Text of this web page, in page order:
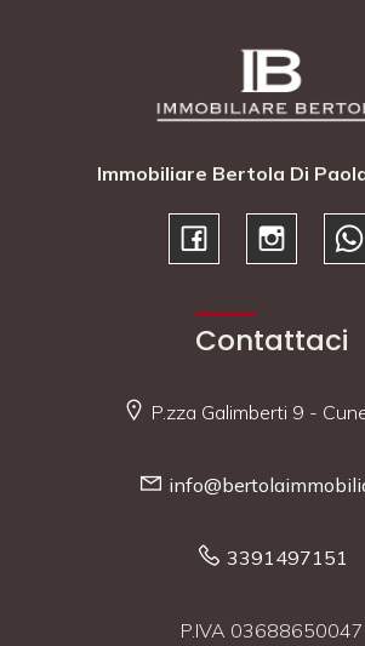
Immobiliare Bertola Di
Contattaci
P.zza Galimberti 9 -
3391497151
P.IVA 03688650047